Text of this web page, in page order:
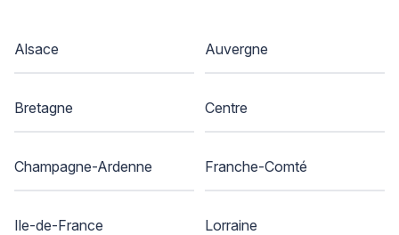
Alsace Auvergne
Bretagne Centre
Champagne-Ardenne Franche-Comté
Ile-de-France Lorraine